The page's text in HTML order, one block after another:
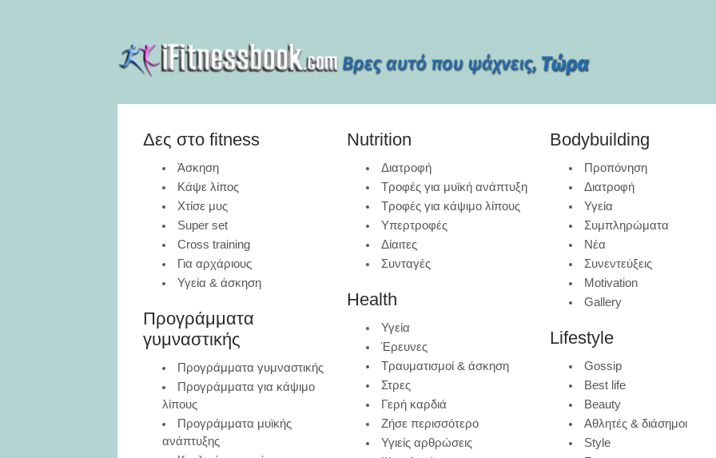
Δες στο fitness
Άσκηση
Κάψε λίπος
Χτίσε μυς
Super set
Cross training
Για αρχάριους
Υγεία & άσκηση
Προγράμματα
γυμναστικής
Προγράμματα γυμναστικής
Προγράμματα για κάψιμο
λίπους
Προγράμματα μυϊκής
ανάπτυξης
Nutrition
Διατροφή
Τροφές για μυϊκή ανάπτυξη
Τροφές για κάψιμο λίπους
Υπερτροφές
Δίαιτες
Συνταγές
Health
Υγεία
Έρευνες
Τραυματισμοί & άσκηση
Στρες
Γερή καρδιά
Ζήσε περισσότερο
Υγιείς αρθρώσεις
Bodybuilding
Προπόνηση
Διατροφή
Υγεία
Συμπληρώματα
Νέα
Συνεντεύξεις
Motivation
Gallery
Lifestyle
Gossip
Best life
Beauty
Αθλητές & διάσημοι
Style